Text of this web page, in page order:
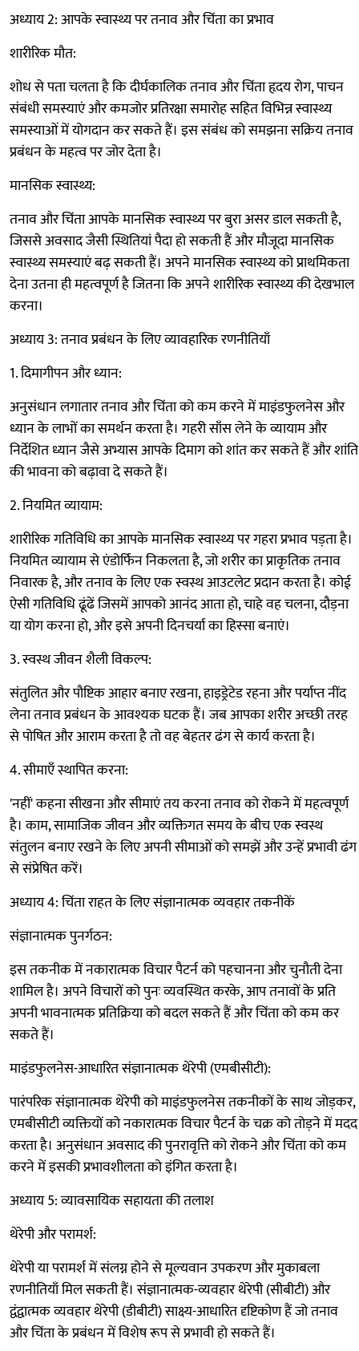
अध्याय 2: आपके स्वास्थ्य पर तनाव और चिंता का प्रभाव
शारीरिक मौत:
शोध से पता चलता है कि दीर्घकालिक तनाव और चिंता हृदय रोग, पाचन
संबंधी समस्याएं और कमजोर प्रतिरक्षा समारोह सहित विभिन्न स्वास्थ्य
समस्याओं में योगदान कर सकते हैं। इस संबंध को समझना सक्रिय तनाव
प्रबंधन के महत्व पर जोर देता है।
मानसिक स्वास्थ्य:
तनाव और चिंता आपके मानसिक स्वास्थ्य पर बुरा असर डाल सकती है,
जिससे अवसाद जैसी स्थितियां पैदा हो सकती हैं और मौजूदा मानसिक
स्वास्थ्य समस्याएं बढ़ सकती हैं। अपने मानसिक स्वास्थ्य को प्राथमिकता
देना उतना ही महत्वपूर्ण है जितना कि अपने शारीरिक स्वास्थ्य की देखभाल
करना।
अध्याय 3: तनाव प्रबंधन के लिए व्यावहारिक रणनीतियाँ
1. दिमागीपन और ध्यान:
अनुसंधान लगातार तनाव और चिंता को कम करने में माइंडफुलनेस और
ध्यान के लाभों का समर्थन करता है। गहरी साँस लेने के व्यायाम और
निर्देशित ध्यान जैसे अभ्यास आपके दिमाग को शांत कर सकते हैं और शांति
की भावना को बढ़ावा दे सकते हैं।
2. नियमित व्यायाम:
शारीरिक गतिविधि का आपके मानसिक स्वास्थ्य पर गहरा प्रभाव पड़ता है।
नियमित व्यायाम से एंडोर्फिन निकलता है, जो शरीर का प्राकृतिक तनाव
निवारक है, और तनाव के लिए एक स्वस्थ आउटलेट प्रदान करता है। कोई
ऐसी गतिविधि ढूंढें जिसमें आपको आनंद आता हो, चाहे वह चलना, दौड़ना
या योग करना हो, और इसे अपनी दिनचर्या का हिस्सा बनाएं।
3. स्वस्थ जीवन शैली विकल्प:
संतुलित और पौष्टिक आहार बनाए रखना, हाइड्रेटेड रहना और पर्याप्त नींद
लेना तनाव प्रबंधन के आवश्यक घटक हैं। जब आपका शरीर अच्छी तरह
से पोषित और आराम करता है तो वह बेहतर ढंग से कार्य करता है।
4. सीमाएँ स्थापित करना:
'नहीं' कहना सीखना और सीमाएं तय करना तनाव को रोकने में महत्वपूर्ण
है। काम, सामाजिक जीवन और व्यक्तिगत समय के बीच एक स्वस्थ
संतुलन बनाए रखने के लिए अपनी सीमाओं को समझें और उन्हें प्रभावी ढंग
से संप्रेषित करें।
अध्याय 4: चिंता राहत के लिए संज्ञानात्मक व्यवहार तकनीकें
संज्ञानात्मक पुनर्गठन:
इस तकनीक में नकारात्मक विचार पैटर्न को पहचानना और चुनौती देना
शामिल है। अपने विचारों को पुनः व्यवस्थित करके, आप तनावों के प्रति
अपनी भावनात्मक प्रतिक्रिया को बदल सकते हैं और चिंता को कम कर
सकते हैं।
माइंडफुलनेस-आधारित संज्ञानात्मक थेरेपी (एमबीसीटी):
पारंपरिक संज्ञानात्मक थेरेपी को माइंडफुलनेस तकनीकों के साथ जोड़कर,
एमबीसीटी व्यक्तियों को नकारात्मक विचार पैटर्न के चक्र को तोड़ने में मदद
करता है। अनुसंधान अवसाद की पुनरावृत्ति को रोकने और चिंता को कम
करने में इसकी प्रभावशीलता को इंगित करता है।
अध्याय 5: व्यावसायिक सहायता की तलाश
थेरेपी और परामर्श:
थेरेपी या परामर्श में संलग्न होने से मूल्यवान उपकरण और मुकाबला
रणनीतियाँ मिल सकती हैं। संज्ञानात्मक-व्यवहार थेरेपी (सीबीटी) और
द्वंद्वात्मक व्यवहार थेरेपी (डीबीटी) साक्ष्य-आधारित दृष्टिकोण हैं जो तनाव
और चिंता के प्रबंधन में विशेष रूप से प्रभावी हो सकते हैं।